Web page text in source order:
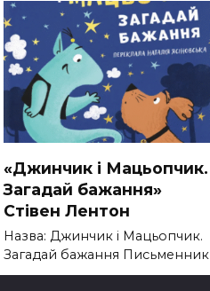
«Джинчик і Мацьопчик.
Загадай бажання»
Стівен Лентон
Назва: Джинчик і Мацьопчик.
Загадай бажання Письменник